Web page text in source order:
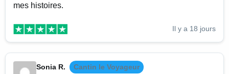
mes histoires.
Il y a 18 jours
Sonia R.
Cantin le Voyageur